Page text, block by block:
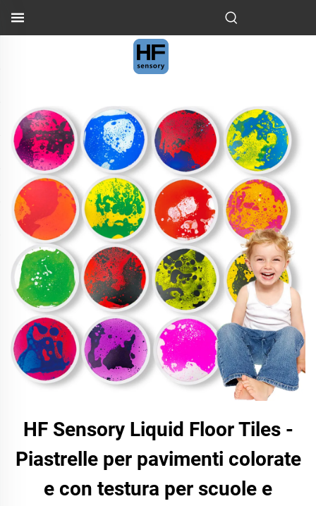
HF Sensory Liquid Floor Tiles -
Piastrelle per pavimenti colorate
e con testura per scuole e